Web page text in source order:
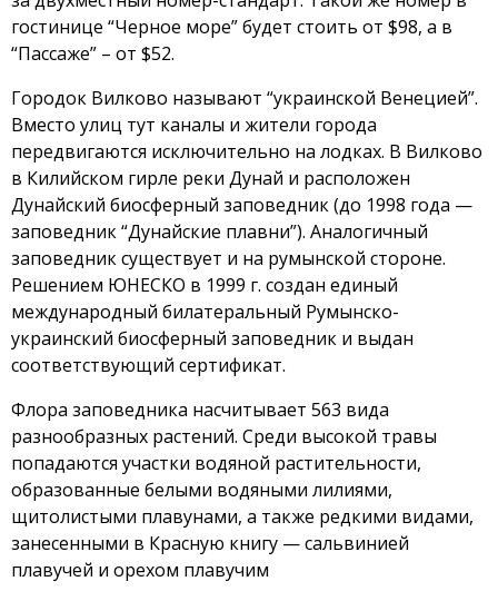
гостинице “Черное море” будет стоить от $98, а в
“Пассаже” – от $52.
Городок Вилково называют “украинской Венецией”.
Вместо улиц тут каналы и жители города
передвигаются исключительно на лодках. В Вилково
в Килийском гирле реки Дунай и расположен
Дунайский биосферный заповедник (до 1998 года —
заповедник “Дунайские плавни”). Аналогичный
заповедник существует и на румынской стороне.
Решением ЮНЕСКО в 1999 г. создан единый
международный билатеральный Румынско-
украинский биосферный заповедник и выдан
соответствующий сертификат.
Флора заповедника насчитывает 563 вида
разнообразных растений. Среди высокой травы
попадаются участки водяной растительности,
образованные белыми водяными лилиями,
щитолистыми плавунами, а также редкими видами,
занесенными в Красную книгу — сальвинией
плавучей и орехом плавучим